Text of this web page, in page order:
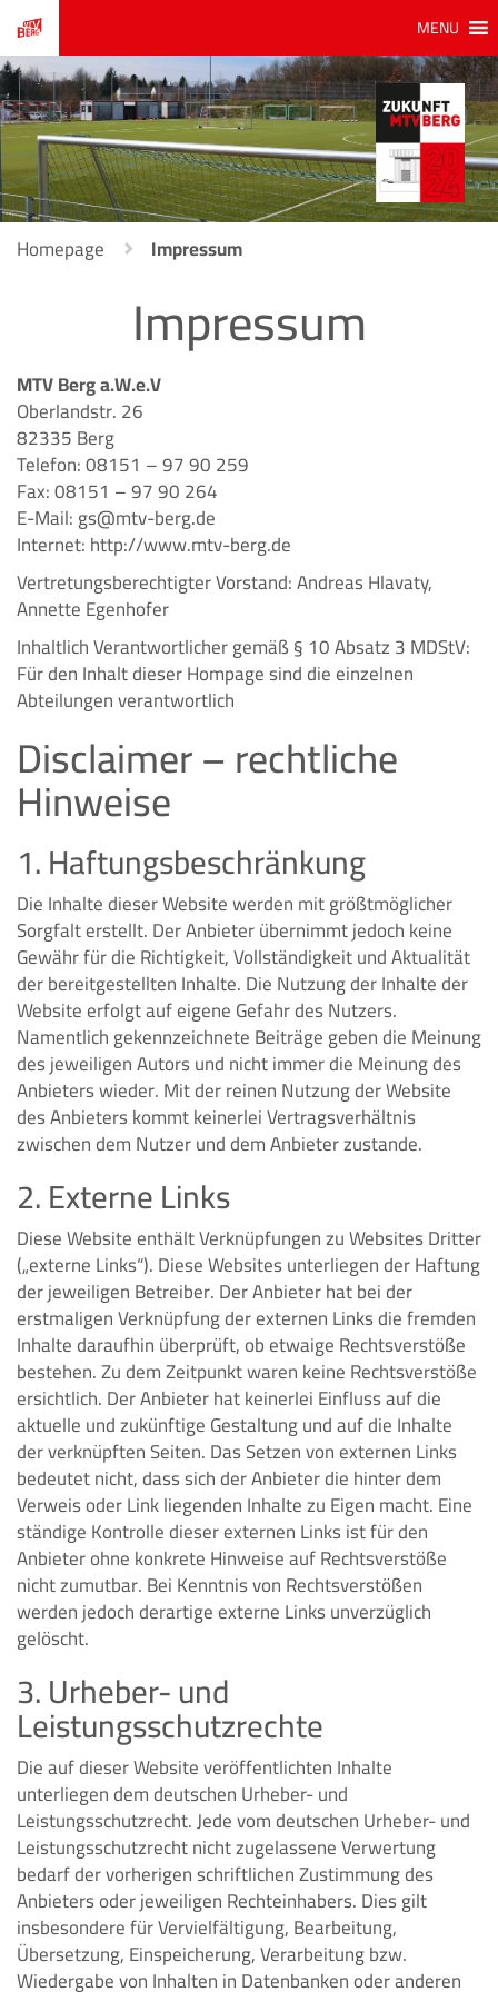
MENU
Homepage Impressum
Impressum
MTV Berg a.W.e.V
Oberlandstr. 26
82335 Berg
Telefon: 08151 – 97 90 259
Fax: 08151 – 97 90 264
E-Mail:gs@mtv-berg.de
Internet:http://www.mtv-berg.de
Vertretungsberechtigter Vorstand: Andreas Hlavaty,
Annette Egenhofer
Inhaltlich Verantwortlicher gemäß § 10 Absatz 3 MDStV:
Für den Inhalt dieser Hompage sind die einzelnen
Abteilungen verantwortlich
Disclaimer – rechtliche
Hinweise
1. Haftungsbeschränkung
Die Inhalte dieser Website werden mit größtmöglicher
Sorgfalt erstellt. Der Anbieter übernimmt jedoch keine
Gewähr für die Richtigkeit, Vollständigkeit und Aktualität
der bereitgestellten Inhalte. Die Nutzung der Inhalte der
Website erfolgt auf eigene Gefahr des Nutzers.
Namentlich gekennzeichnete Beiträge geben die Meinung
des jeweiligen Autors und nicht immer die Meinung des
Anbieters wieder. Mit der reinen Nutzung der Website
des Anbieters kommt keinerlei Vertragsverhältnis
zwischen dem Nutzer und dem Anbieter zustande.
2. Externe Links
Diese Website enthält Verknüpfungen zu Websites Dritter
(„externe Links“). Diese Websites unterliegen der Haftung
der jeweiligen Betreiber. Der Anbieter hat bei der
erstmaligen Verknüpfung der externen Links die fremden
Inhalte daraufhin überprüft, ob etwaige Rechtsverstöße
bestehen. Zu dem Zeitpunkt waren keine Rechtsverstöße
ersichtlich. Der Anbieter hat keinerlei Einfluss auf die
aktuelle und zukünftige Gestaltung und auf die Inhalte
der verknüpften Seiten. Das Setzen von externen Links
bedeutet nicht, dass sich der Anbieter die hinter dem
Verweis oder Link liegenden Inhalte zu Eigen macht. Eine
ständige Kontrolle dieser externen Links ist für den
Anbieter ohne konkrete Hinweise auf Rechtsverstöße
nicht zumutbar. Bei Kenntnis von Rechtsverstößen
werden jedoch derartige externe Links unverzüglich
gelöscht.
3. Urheber- und
Leistungsschutzrechte
Die auf dieser Website veröffentlichten Inhalte
unterliegen dem deutschen Urheber- und
Leistungsschutzrecht. Jede vom deutschen Urheber- und
Leistungsschutzrecht nicht zugelassene Verwertung
bedarf der vorherigen schriftlichen Zustimmung des
Anbieters oder jeweiligen Rechteinhabers. Dies gilt
insbesondere für Vervielfältigung, Bearbeitung,
Übersetzung, Einspeicherung, Verarbeitung bzw.
Wiedergabe von Inhalten in Datenbanken oder anderen